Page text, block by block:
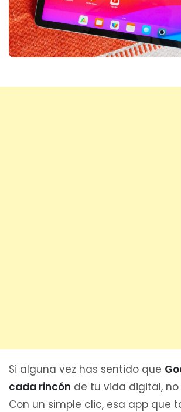
Si alguna vez has sentido que
cada rincón de tu vida digital, no
Con un simple clic, esa app que